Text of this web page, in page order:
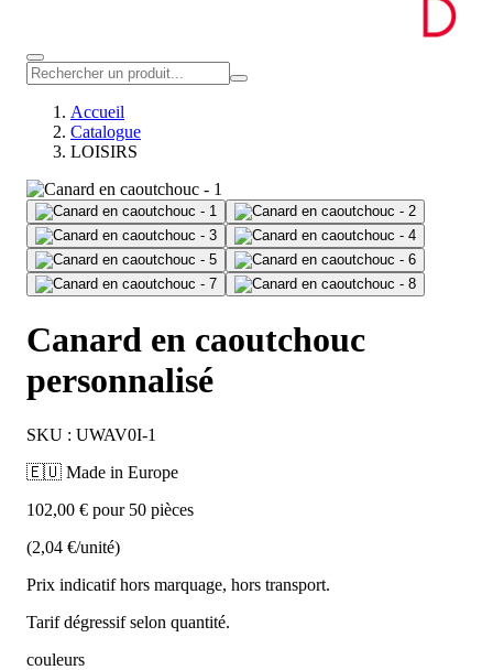
Accueil
Catalogue
LOISIRS
Canard en caoutchouc
personnalisé
SKU : UWAV0I-1
🇪🇺 Made in Europe
102,00 € pour 50 pièces
(2,04 €/unité)
Prix indicatif hors marquage, hors transport.
Tarif dégressif selon quantité.
couleurs